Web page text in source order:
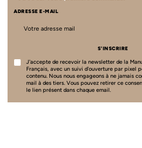
ADRESSE E-MAIL
S'INSCRIRE
J'accepte de recevoir la newsletter de la
Français, avec un suivi d'ouverture par pixel
contenu. Nous nous engageons à ne jamais
mail à des tiers. Vous pouvez retirer ce
le lien présent dans chaque email.